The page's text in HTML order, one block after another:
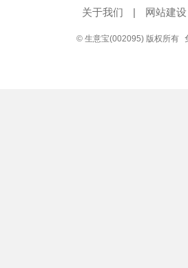
关于我们 | 网站建设
© 生意宝(002095) 版权所有